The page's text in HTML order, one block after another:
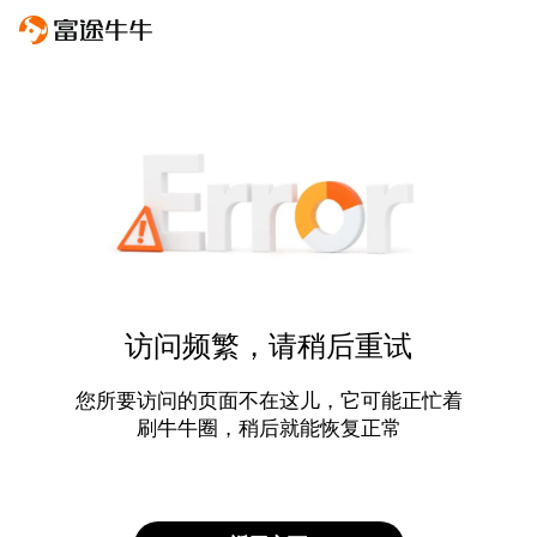
访问频繁，请稍后重试
您所要访问的页面不在这儿，它可能正忙着
刷牛牛圈，稍后就能恢复正常